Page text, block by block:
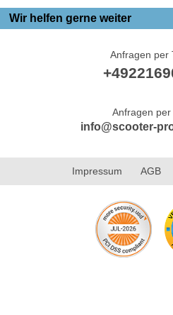
Wir helfen gerne weiter
Anfragen per
Anfragen per
info@scooter-
Impressum AGB